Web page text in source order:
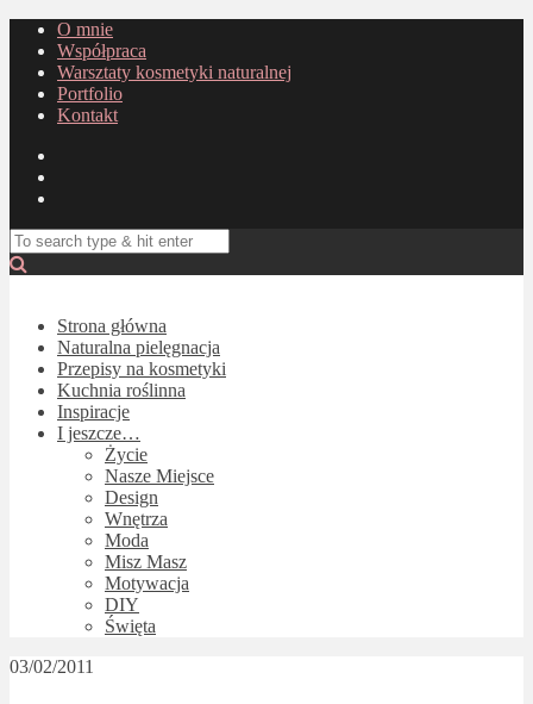
O mnie
Współpraca
Warsztaty kosmetyki naturalnej
Portfolio
Kontakt
Strona główna
Naturalna pielęgnacja
Przepisy na kosmetyki
Kuchnia roślinna
Inspiracje
I jeszcze…
Życie
Nasze Miejsce
Design
Wnętrza
Moda
Misz Masz
Motywacja
DIY
Święta
03/02/2011